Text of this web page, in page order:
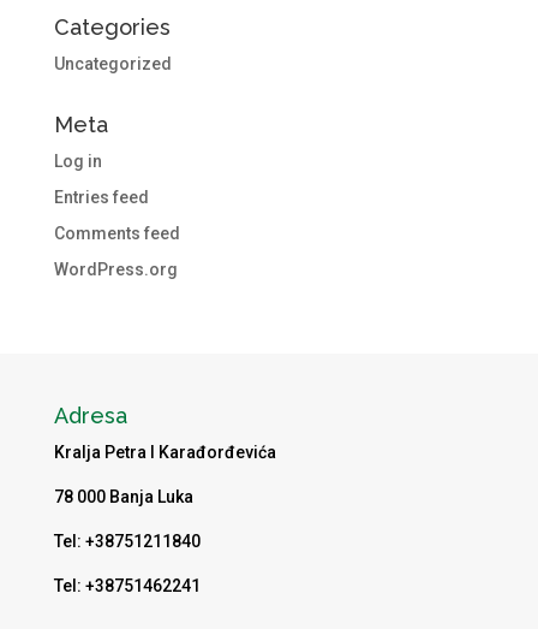
Categories
Uncategorized
Meta
Log in
Entries feed
Comments feed
WordPress.org
Adresa
Kralja Petra I Karađorđevića
78 000 Banja Luka
Tel: +38751211840
Tel: +38751462241